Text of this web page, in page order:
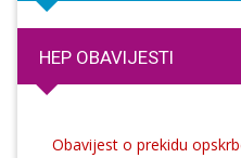
HEP OBAVIJESTI
Obavijest o prekidu